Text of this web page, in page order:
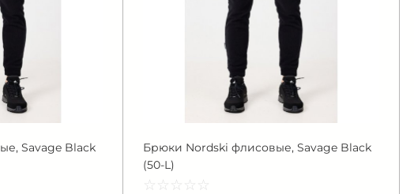
Savage Black
Брюки Nordski флисовые, Savage Black
(50-L)
☆ ☆ ☆ ☆ ☆
★ ★ ★ ★ ★